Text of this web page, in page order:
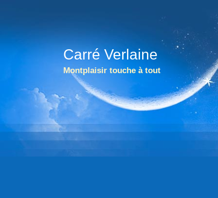
Carré Verlaine
Montplaisir touche à tout